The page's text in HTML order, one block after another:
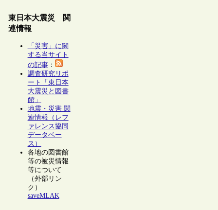
東日本大震災 関
連情報
「災害」に関
する当サイト
の記事：
調査研究リポ
ート「東日本
大震災と図書
館」
地震・災害 関
連情報（レフ
ァレンス協同
データベー
ス）
各地の図書館
等の被災情報
等について
（外部リン
ク）
saveMLAK